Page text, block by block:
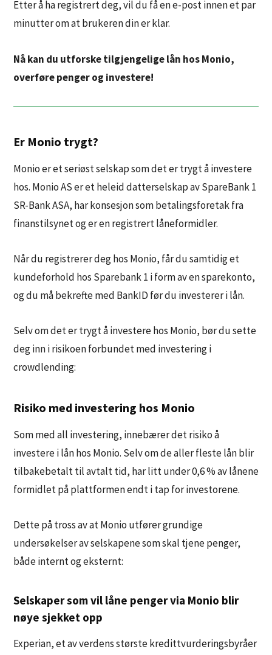
Etter å ha registrert deg, vil du få en e-post innen et par
minutter om at brukeren din er klar.
Nå kan du utforske tilgjengelige lån hos Monio,
overføre penger og investere!
Er Monio trygt?
Monio er et seriøst selskap som det er trygt å investere
hos. Monio AS er et heleid datterselskap av SpareBank 1
SR-Bank ASA, har konsesjon som betalingsforetak fra
finanstilsynet og er en registrert låneformidler.
Når du registrerer deg hos Monio, får du samtidig et
kundeforhold hos Sparebank 1 i form av en sparekonto,
og du må bekrefte med BankID før du investerer i lån.
Selv om det er trygt å investere hos Monio, bør du sette
deg inn i risikoen forbundet med investering i
crowdlending:
Risiko med investering hos Monio
Som med all investering, innebærer det risiko å
investere i lån hos Monio. Selv om de aller fleste lån blir
tilbakebetalt til avtalt tid, har litt under 0,6 % av lånene
formidlet på plattformen endt i tap for investorene.
Dette på tross av at Monio utfører grundige
undersøkelser av selskapene som skal tjene penger,
både internt og eksternt:
Selskaper som vil låne penger via Monio blir
nøye sjekket opp
Experian, et av verdens største kredittvurderingsbyråer